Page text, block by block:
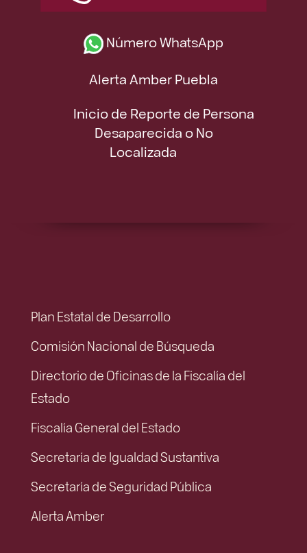
Número WhatsApp
Alerta Amber Puebla
Inicio de Reporte de Persona
Desaparecida o No
Localizada
Plan Estatal de Desarrollo
Comisión Nacional de Búsqueda
Directorio de Oficinas de la Fiscalía del
Estado
Fiscalía General del Estado
Secretaría de Igualdad Sustantiva
Secretaría de Seguridad Pública
Alerta Amber